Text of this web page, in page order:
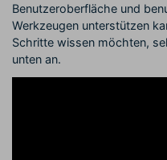
Benutzeroberfläche und
Werkzeugen unterstützen
Schritte wissen möchten,
unten an.